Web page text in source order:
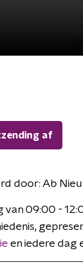
af
door: Ab
van 09:00 -
en iedere dag